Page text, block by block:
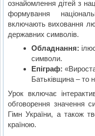
ознайомлення дітей з
формування
включають виховання
державних символів.
Обладнання:
символи.
Епіграф:
Батьківщина – то
Урок включає
обговорення значення
Гімн України, а також
країною.